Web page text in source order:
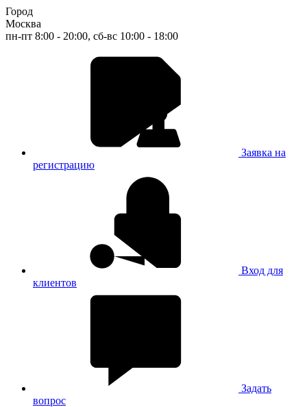
Город
Москва
пн-пт 8:00 - 20:00, сб-вс 10:00 - 18:00
Заявка на
регистрацию
Вход для
клиентов
Задать
вопрос